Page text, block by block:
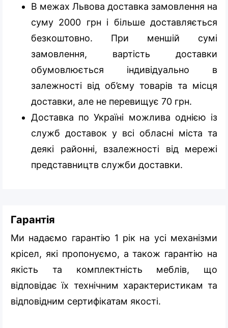
В межах Львова доставка замовлення на
суму 2000 грн і більше доставляється
безкоштовно. При меншій сумі
замовлення, вартість доставки
обумовлюється індивідуально в
залежності від об’єму товарів та місця
доставки, але не перевищує 70 грн.
Доставка по Україні можлива однією із
служб доставок у всі обласні міста та
деякі районні, взалежності від мережі
представництв служби доставки.
Гарантія
Ми надаємо гарантію 1 рік на усі механізми
крісел, які пропонуємо, а також гарантію на
якість та комплектність меблів, що
відповідає їх технічним характеристикам та
відповідним сертифікатам якості.